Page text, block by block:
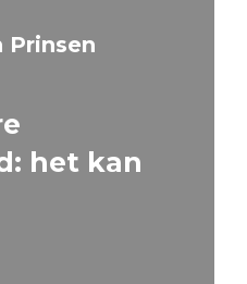
Prinsen
het kan